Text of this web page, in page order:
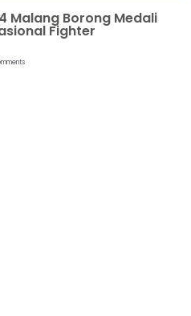
Malang Borong Medali
Fighter